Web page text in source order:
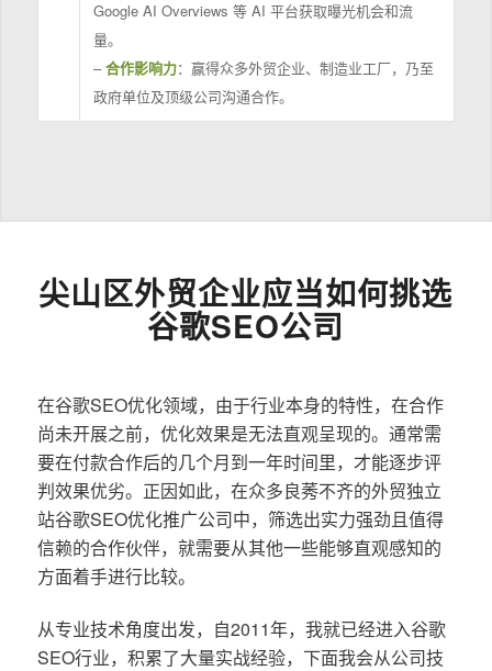
Google AI Overviews 等 AI 平台获取曝光机会和流
量。
–合作影响力：赢得众多外贸企业、制造业工厂，乃至
政府单位及顶级公司沟通合作。
尖山区外贸企业应当如何挑选
谷歌SEO公司
在谷歌SEO优化领域，由于行业本身的特性，在合作
尚未开展之前，优化效果是无法直观呈现的。通常需
要在付款合作后的几个月到一年时间里，才能逐步评
判效果优劣。正因如此，在众多良莠不齐的外贸独立
站谷歌SEO优化推广公司中，筛选出实力强劲且值得
信赖的合作伙伴，就需要从其他一些能够直观感知的
方面着手进行比较。
从专业技术角度出发，自2011年，我就已经进入谷歌
SEO行业，积累了大量实战经验，下面我会从公司技